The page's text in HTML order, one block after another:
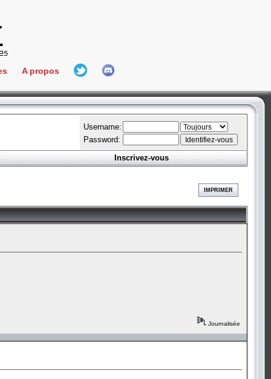
Connect
A propos
L'équipe
Hall Of Fame
Username:
Password:
Inscrivez-vous
IMPRIMER
Journalisée